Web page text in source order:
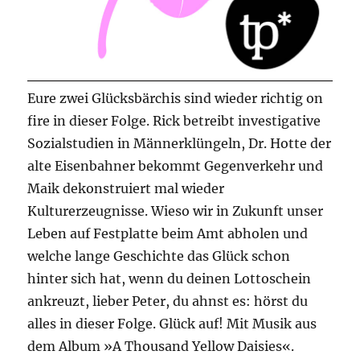
Eure zwei Glücksbärchis sind wieder richtig on
fire in dieser Folge. Rick betreibt investigative
Sozialstudien in Männerklüngeln, Dr. Hotte der
alte Eisenbahner bekommt Gegenverkehr und
Maik dekonstruiert mal wieder
Kulturerzeugnisse. Wieso wir in Zukunft unser
Leben auf Festplatte beim Amt abholen und
welche lange Geschichte das Glück schon
hinter sich hat, wenn du deinen Lottoschein
ankreuzt, lieber Peter, du ahnst es: hörst du
alles in dieser Folge. Glück auf! Mit Musik aus
dem Album »A Thousand Yellow Daisies«.